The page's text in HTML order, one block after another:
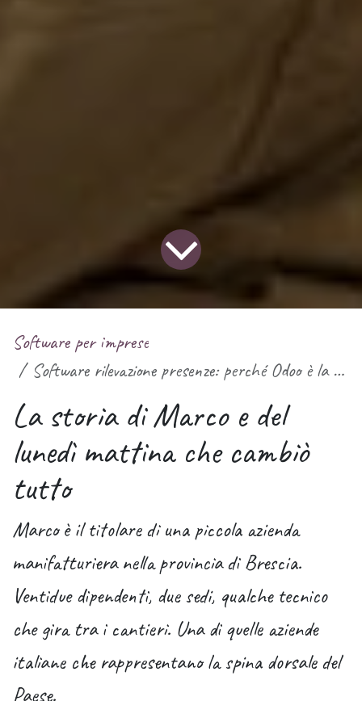
Software per imprese
Software rilevazione presenze: perché Odoo è la scelta che cambia davvero le regole del gioco
La storia di Marco e del
lunedì mattina che cambiò
tutto
Marco è il titolare di una piccola azienda
manifatturiera nella provincia di Brescia.
Ventidue dipendenti, due sedi, qualche tecnico
che gira tra i cantieri. Una di quelle aziende
italiane che rappresentano la spina dorsale del
Paese.